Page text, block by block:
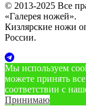
© 2013-2025 Все
«Галерея ножей».
Кизлярские ножи
России.
Мы используем
можете принять
соответствии с
Принимаю